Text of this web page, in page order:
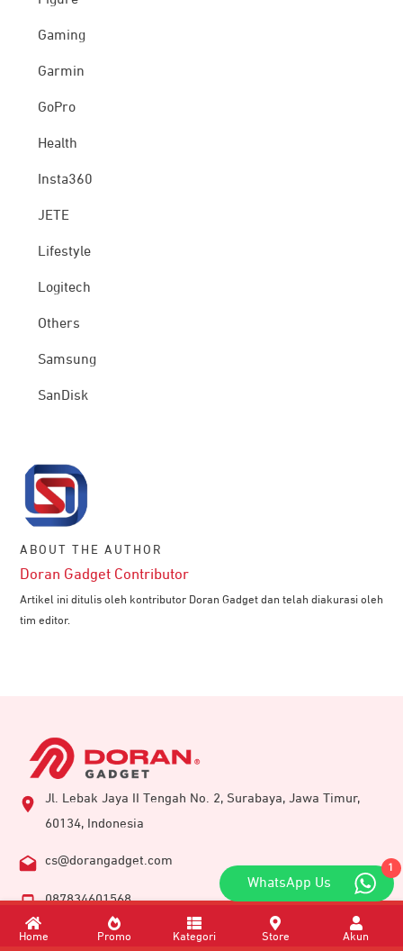
Gaming
Garmin
GoPro
Health
Insta360
JETE
Lifestyle
Logitech
Others
Samsung
SanDisk
ABOUT THE AUTHOR
Doran Gadget Contributor
Artikel ini ditulis oleh kontributor Doran Gadget dan telah diakurasi oleh
tim editor.
Jl. Lebak Jaya II Tengah No. 2, Surabaya, Jawa Timur,
60134, Indonesia
cs@dorangadget.com
087834601568
1
WhatsApp Us
Home Promo Kategori Store Akun